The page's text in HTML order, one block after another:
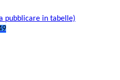
pubblicare in tabelle)